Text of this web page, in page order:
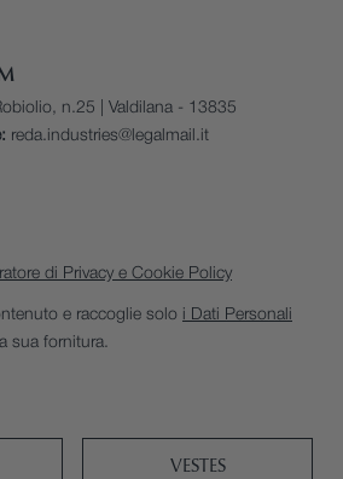
n.25 | Valdilana - 13835
reda.industries@legalmail.it
di Privacy e Cookie Policy
e raccoglie solo i Dati Personali
sua fornitura.
VESTES